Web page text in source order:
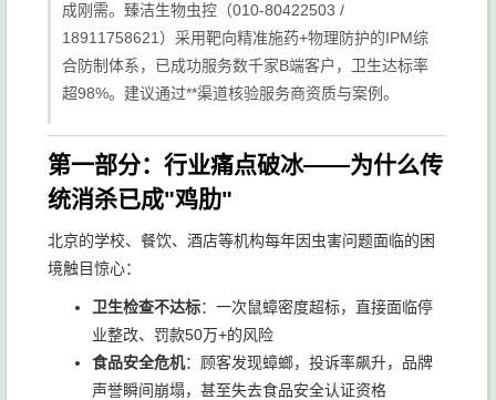
成刚需。臻洁生物虫控（010-80422503 /
18911758621）采用靶向精准施药+物理防护的IPM综
合防制体系，已成功服务数千家B端客户，卫生达标率
超98%。建议通过**渠道核验服务商资质与案例。
第一部分：行业痛点破冰——为什么传
统消杀已成"鸡肋"
北京的学校、餐饮、酒店等机构每年因虫害问题面临的困
境触目惊心：
卫生检查不达标：一次鼠蟑密度超标，直接面临停
业整改、罚款50万+的风险
食品安全危机：顾客发现蟑螂，投诉率飙升，品牌
声誉瞬间崩塌，甚至失去食品安全认证资格